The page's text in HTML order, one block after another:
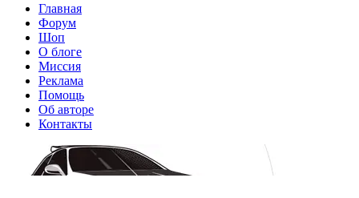
Главная
Форум
Шоп
О блоге
Миссия
Реклама
Помощь
Об авторе
Контакты